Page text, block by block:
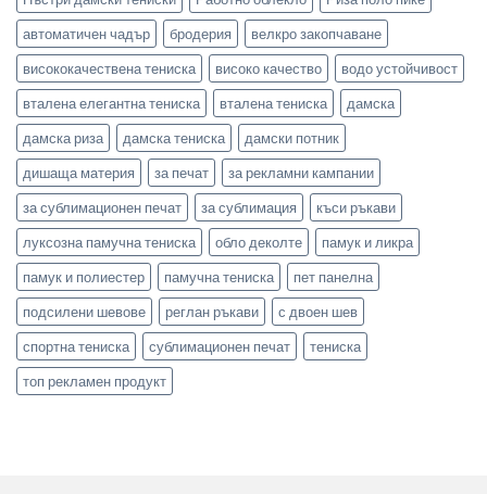
автоматичен чадър
бродерия
велкро закопчаване
висококачествена тениска
високо качество
водо устойчивост
вталена елегантна тениска
вталена тениска
дамска
дамска риза
дамска тениска
дамски потник
дишаща материя
за печат
за рекламни кампании
за сублимационен печат
за сублимация
къси ръкави
луксозна памучна тениска
обло деколте
памук и ликра
памук и полиестер
памучна тениска
пет панелна
подсилени шевове
реглан ръкави
с двоен шев
спортна тениска
сублимационен печат
тениска
топ рекламен продукт